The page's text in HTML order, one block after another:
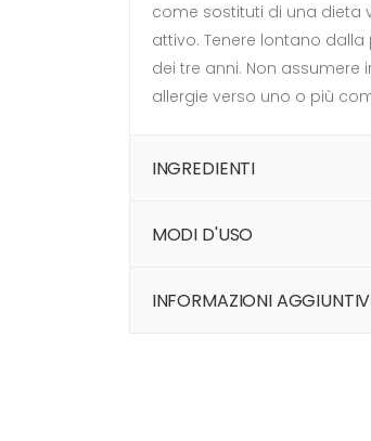
come sostituti di una dieta
attivo. Tenere lontano
dei tre anni. Non assumere
allergie verso uno o più
INGREDIENTI
MODI D'USO
INFORMAZIONI